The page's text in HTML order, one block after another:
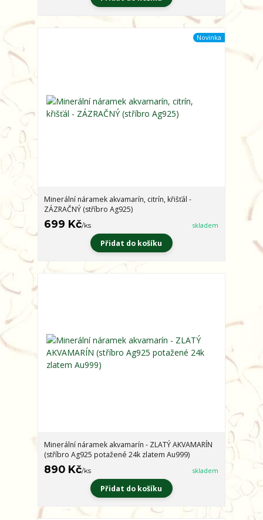
Novinka
Minerální náramek akvamarín, citrín, křišťál -
ZÁZRAČNÝ (stříbro Ag925)
699 Kč/ks skladem
Přidat do košíku
Minerální náramek akvamarín - ZLATÝ AKVAMARÍN
(stříbro Ag925 potažené 24k zlatem Au999)
890 Kč/ks skladem
Přidat do košíku